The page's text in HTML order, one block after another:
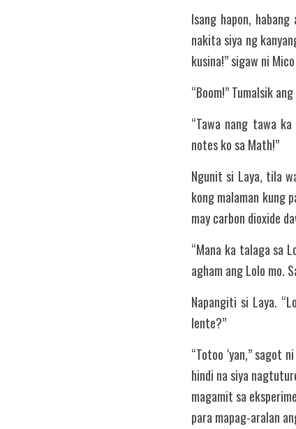
Isang hapon,
nakita siya ng
kusina!” sigaw ni
“Boom!” Tumalsik
“Tawa nang tawa ka
notes ko sa Math!”
Ngunit si Laya, tila
kong malaman kung
may carbon dioxide
“Mana ka talaga sa
agham ang Lolo mo.
Napangiti si Laya.
lente?”
“Totoo ‘yan,” sagot
hindi na siya
magamit sa
para mapag-aralan